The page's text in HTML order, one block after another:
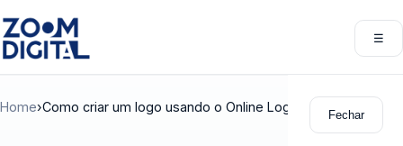
☰
Fechar
Home›Como criar um logo usando o Online Logo Maker